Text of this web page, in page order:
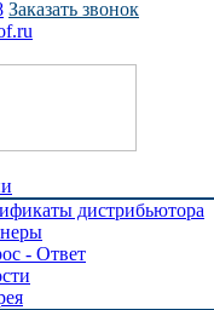
Заказать звонок
дистрибьютора
- Ответ